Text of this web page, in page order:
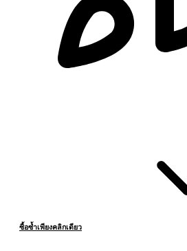
ซื้อซ้ำเพียงคลิกเดียว